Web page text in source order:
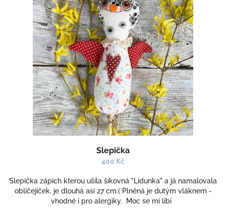
Slepička
400 Kč
Slepička zápich kterou ušila šikovná "Lidunka" a já namalovala
obličejíček. je dlouhá asi 27 cm.( Plněná je dutým vláknem -
vhodné i pro alergiky. Moc se mi líbí